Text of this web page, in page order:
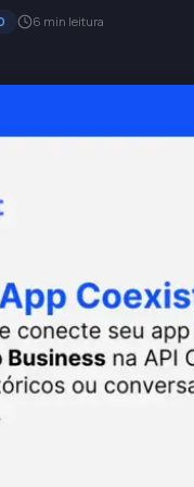
6 min leitura